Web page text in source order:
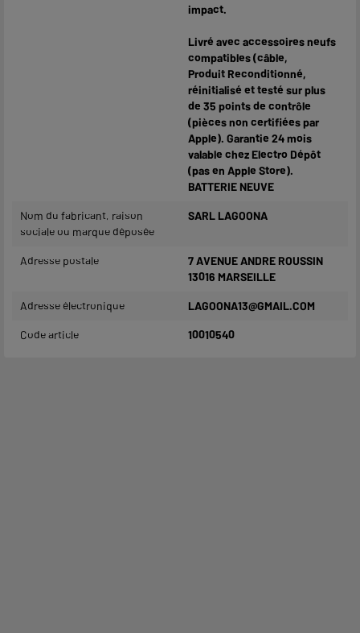
impact.
Livré avec accessoires neufs
compatibles (câble,
Produit Reconditionné,
réinitialisé et testé sur plus
de 35 points de contrôle
(pièces non certifiées par
Apple). Garantie 24 mois
valable chez Electro Dépôt
(pas en Apple Store).
BATTERIE NEUVE
Nom du fabricant, raison
sociale ou marque déposée
SARL LAGOONA
Adresse postale
7 AVENUE ANDRE ROUSSIN
13016 MARSEILLE
Adresse électronique LAGOONA13@GMAIL.COM
Code article 10010540